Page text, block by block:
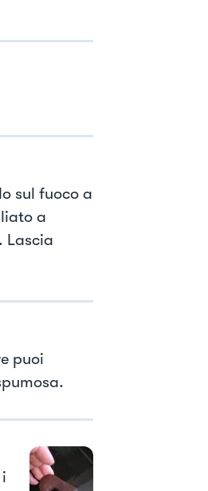
sul fuoco a
a
Lascia
puoi